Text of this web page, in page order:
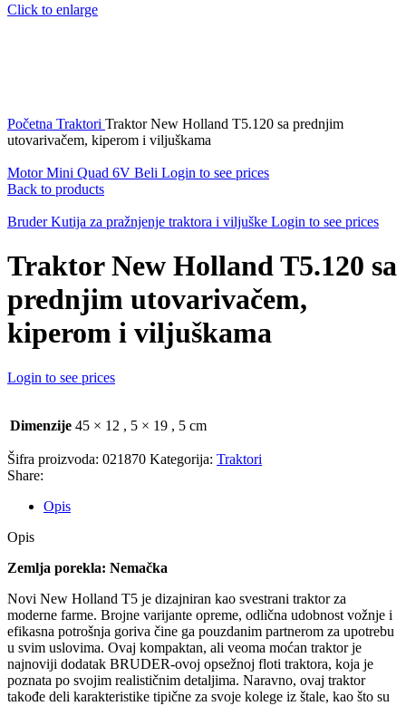
Click to enlarge
Početna Traktori Traktor New Holland T5.120 sa prednjim
utovarivačem, kiperom i viljuškama
Motor Mini Quad 6V Beli Login to see prices
Back to products
Bruder Kutija za pražnjenje traktora i viljuške Login to see prices
Traktor New Holland T5.120 sa
prednjim utovarivačem,
kiperom i viljuškama
Login to see prices
Dimenzije 45 × 12 , 5 × 19 , 5 cm
Šifra proizvoda: 021870 Kategorija: Traktori
Share:
Opis
Opis
Zemlja porekla: Nemačka
Novi New Holland T5 je dizajniran kao svestrani traktor za
moderne farme. Brojne varijante opreme, odlična udobnost vožnje i
efikasna potrošnja goriva čine ga pouzdanim partnerom za upotrebu
u svim uslovima. Ovaj kompaktan, ali veoma moćan traktor je
najnoviji dodatak BRUDER-ovoj opsežnoj floti traktora, koja je
poznata po svojim realističnim detaljima. Naravno, ovaj traktor
takođe deli karakteristike tipične za svoje kolege iz štale, kao što su